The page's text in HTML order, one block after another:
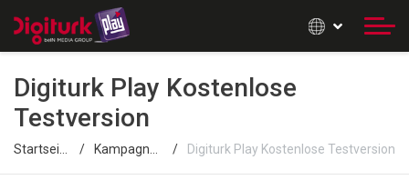
Digiturk Play Kostenlose
Testversion
Digiturk Play Kostenlose Testversion